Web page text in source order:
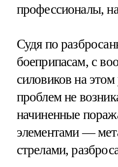
профессионалы,
Судя по
боеприпасам, с
силовиков на этом
проблем не
начиненные
элементами —
стрелами,